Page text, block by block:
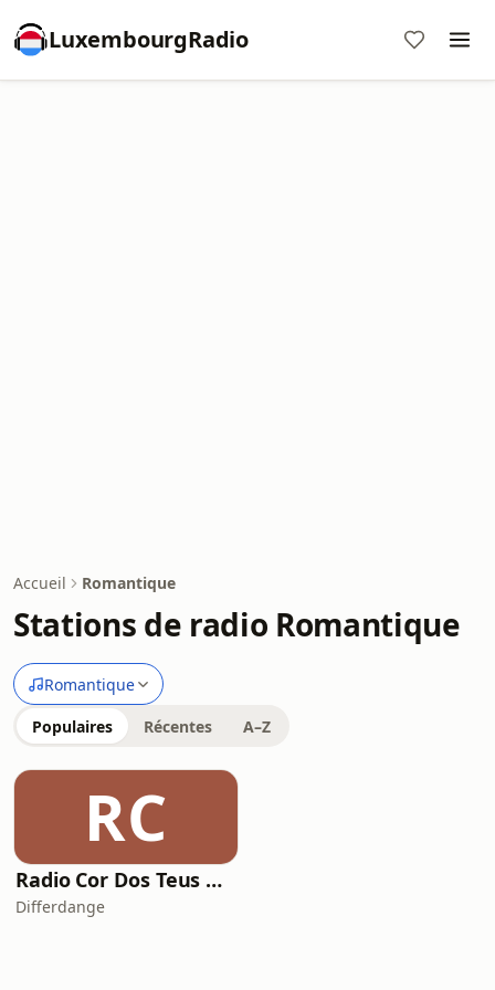
LuxembourgRadio
Accueil Romantique
Stations de radio Romantique
Romantique
Populaires Récentes A–Z
RC
Radio Cor Dos Teus Olhos
Differdange